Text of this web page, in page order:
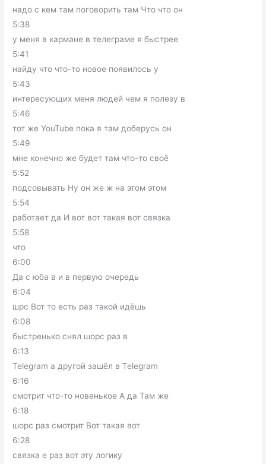
надо с кем там поговорить там Что что он
5:38
у меня в кармане в телеграме я быстрее
5:41
найду что что-то новое появилось у
5:43
интересующих меня людей чем я полезу в
5:46
тот же YouTube пока я там доберусь он
5:49
мне конечно же будет там что-то своё
5:52
подсовывать Ну он же ж на этом этом
5:54
работает да И вот вот такая вот связка
5:58
что
6:00
Да с юба в и в первую очередь
6:04
шрс Вот то есть раз такой идёшь
6:08
быстренько снял шорс раз в
6:13
Telegram а другой зашёл в Telegram
6:16
смотрит что-то новенькое А да Там же
6:18
шорс раз смотрит Вот такая вот
6:28
связка е раз вот эту логику